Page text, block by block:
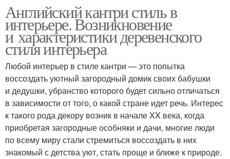
Английский кантри стиль в
интерьере. Возникновение
и характеристики деревенского
стиля интерьера
Любой интерьер в стиле кантри — это попытка
воссоздать уютный загородный домик своих бабушки
и дедушки, убранство которого будет сильно отличаться
в зависимости от того, о какой стране идет речь. Интерес
к такого рода декору возник в начале XX века, когда
приобретая загородные особняки и дачи, многие люди
по всему миру стали стремиться воссоздать в них
знакомый с детства уют, стать проще и ближе к природе.